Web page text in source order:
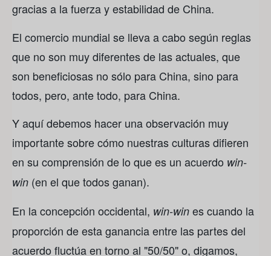
gracias a la fuerza y ​​estabilidad de China.
El comercio mundial se lleva a cabo según reglas
que no son muy diferentes de las actuales, que
son beneficiosas no sólo para China, sino para
todos, pero, ante todo, para China.
Y aquí debemos hacer una observación muy
importante sobre cómo nuestras culturas difieren
en su comprensión de lo que es un acuerdo win-
win (en el que todos ganan).
En la concepción occidental, win-win es cuando la
proporción de esta ganancia entre las partes del
acuerdo fluctúa en torno al "50/50" o, digamos,